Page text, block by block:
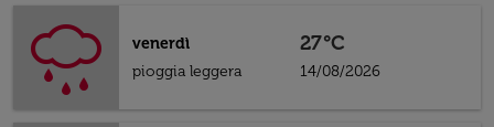
venerdì
pioggia leggera
27°C
14/08/2026